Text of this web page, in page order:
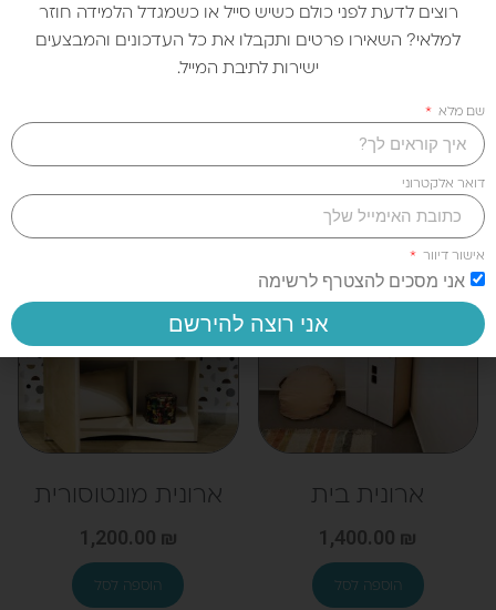
ארגז ספסל
850.00₪
ארגז צעצועים
490.00₪
ארונית בית
1,400.00 ₪
ארונית מונטוסורית
1,200.00 ₪
רוצים לדעת לפני כולם כשיש סייל או כשמגדל הלמידה חוזר
למלאי? השאירו פרטים ותקבלו את כל העדכונים והמבצעים
ישירות לתיבת המייל.
שם מלא
דואר אלקטרוני
אישור דיוור
אני מסכים להצטרף לרשימה
אני רוצה להירשם